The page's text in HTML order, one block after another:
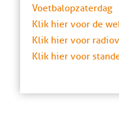
Voetbalopzaterdag
Klik hier voor de
Klik hier voor
Klik hier voor